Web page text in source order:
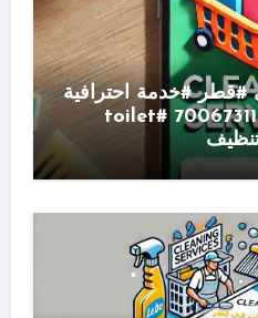
#خدمة احترافية
لضمان النظافة التامة 70067311 #toilet